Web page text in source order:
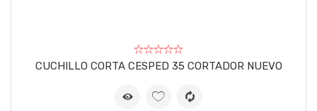
CUCHILLO CORTA CESPED 35 CORTADOR NUEVO